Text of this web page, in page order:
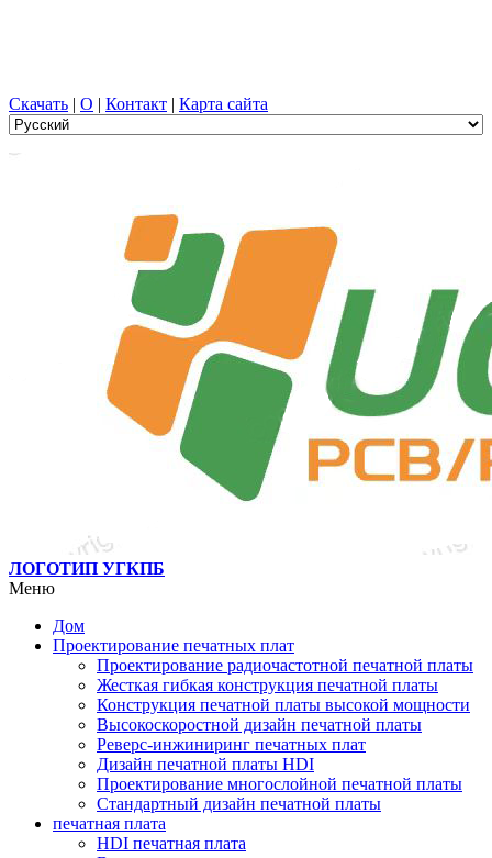
Скачать | О | Контакт | Карта сайта
ЛОГОТИП УГКПБ
Меню
Дом
Проектирование печатных плат
Проектирование радиочастотной печатной платы
Жесткая гибкая конструкция печатной платы
Конструкция печатной платы высокой мощности
Высокоскоростной дизайн печатной платы
Реверс-инжиниринг печатных плат
Дизайн печатной платы HDI
Проектирование многослойной печатной платы
Стандартный дизайн печатной платы
печатная плата
HDI печатная плата